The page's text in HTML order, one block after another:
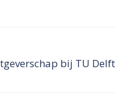
bij TU Delft